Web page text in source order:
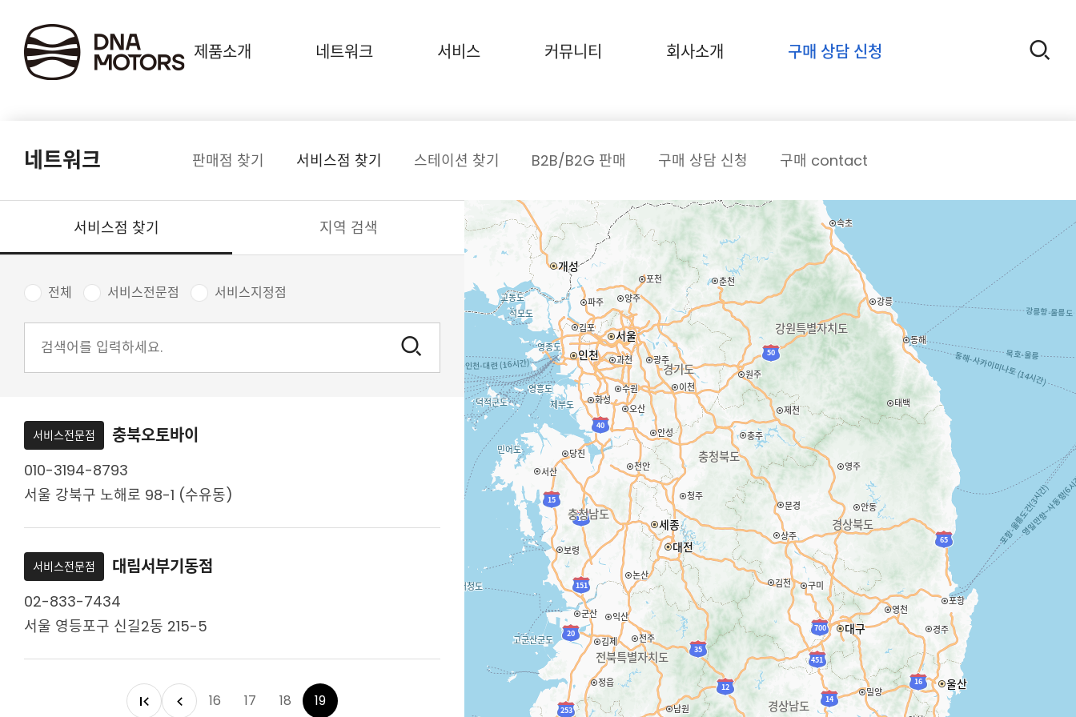
제품소개 네트워크 서비스 커뮤니티 회사소개 구매 상담 신청
네트워크 판매점 찾기 서비스점 찾기 스테이션 찾기 B2B/B2G 판매 구매 상담 신청 구매 contact
서비스점 찾기 지역 검색
전체 서비스전문점 서비스지정점
서비스전문점 충북오토바이
010-3194-8793
서울 강북구 노해로 98-1 (수유동)
서비스전문점 대림서부기동점
02-833-7434
서울 영등포구 신길2동 215-5
16 17 18 19